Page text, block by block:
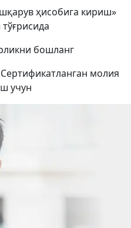
ҳисобига кириш»
бошланг
молия
учун